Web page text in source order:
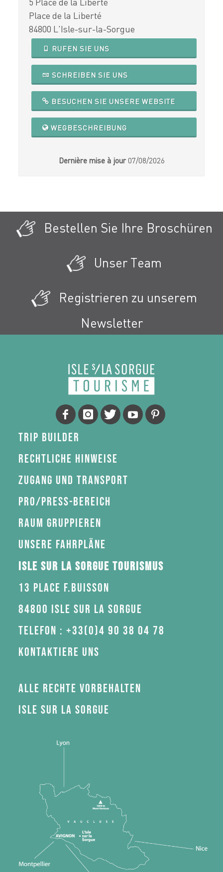
Place de la Liberté
84800 L'Isle-sur-la-Sorgue
RUFEN SIE UNS
SCHREIBEN SIE UNS
BESUCHEN SIE UNSERE WEBSITE
WEGBESCHREIBUNG
Dernière mise à jour 07/08/2026
Bestellen Sie Ihre Broschüren
Unser Team
Registrieren zu unserem
Newsletter
Trip Builder
Rechtliche Hinweise
Zugang und Transport
Pro/Press-Bereich
Raum gruppieren
Unsere Fahrpläne
Isle sur la Sorgue Tourismus
13 Place F.Buisson
84800 Isle sur la Sorgue
Telefon : +33(0)4 90 38 04 78
Kontaktiere uns
Alle Rechte vorbehalten
Isle sur la Sorgue